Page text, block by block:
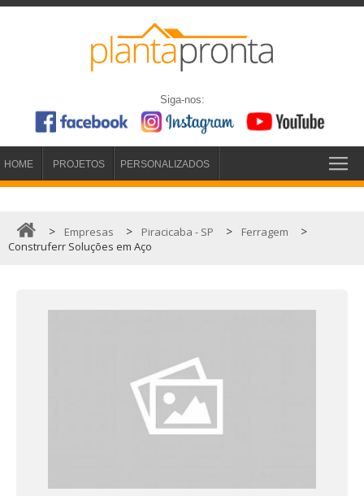
Siga-nos:
HOME PROJETOS PERSONALIZADOS
> Empresas > Piracicaba - SP > Ferragem >
Construferr Soluções em Aço